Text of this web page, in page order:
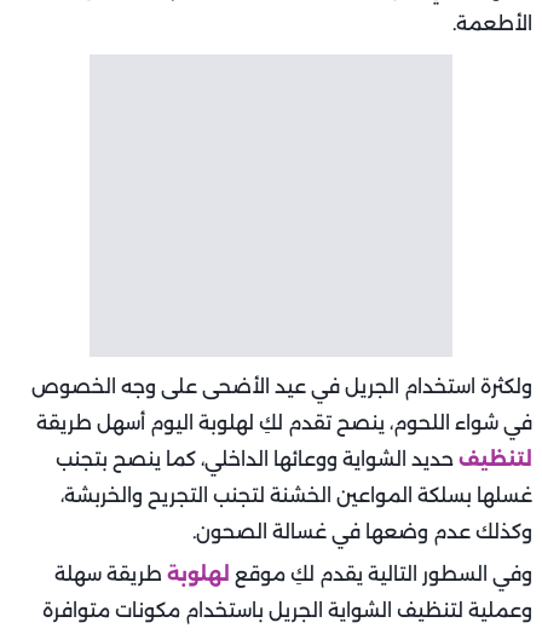
الأطعمة.
ولكثرة استخدام الجريل في عيد الأضحى على وجه الخصوص
في شواء اللحوم، ينصح تقدم لكِ لهلوبة اليوم أسهل طريقة
لتنظيف حديد الشواية ووعائها الداخلي، كما ينصح بتجنب
غسلها بسلكة المواعين الخشنة لتجنب التجريح والخربشة،
وكذلك عدم وضعها في غسالة الصحون.
وفي السطور التالية يقدم لكِ موقع لهلوبة طريقة سهلة
وعملية لتنظيف الشواية الجريل باستخدام مكونات متوافرة